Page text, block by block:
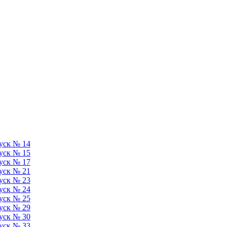
№ 14
№ 15
№ 17
№ 21
№ 23
№ 24
№ 25
№ 29
№ 30